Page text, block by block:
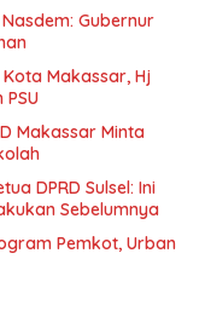
Nasdem: Gubernur
Makassar, Hj
Makassar Minta
DPRD Sulsel: Ini
Sebelumnya
Pemkot, Urban